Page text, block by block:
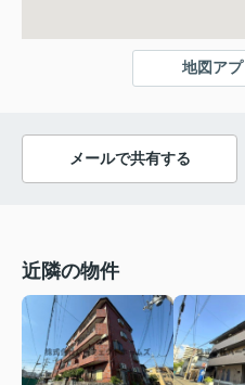
地図ア
メールで共有する
近隣の物件